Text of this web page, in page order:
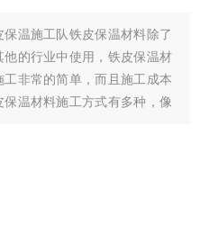
温施工队铁皮保温材料除了
的行业中使用，铁皮保温材
非常的简单，而且施工成本
温材料施工方式有多种，像
非常的安全，不需要担心出